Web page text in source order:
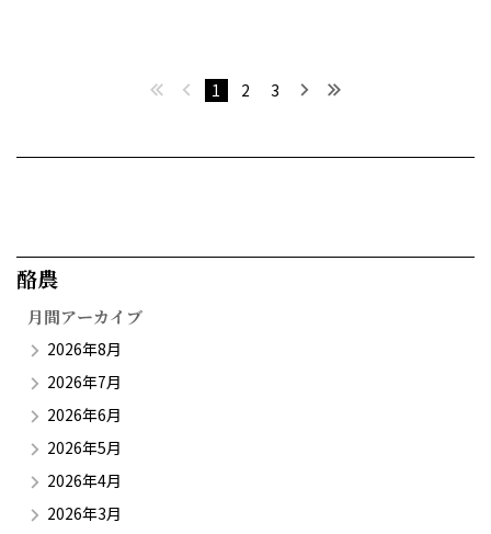
最初へ 前へ
1 2 3 次へ
酪農​
月間アーカイブ
2026年8月
2026年7月
2026年6月
2026年5月
2026年4月
2026年3月